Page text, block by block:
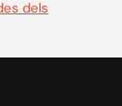
dels